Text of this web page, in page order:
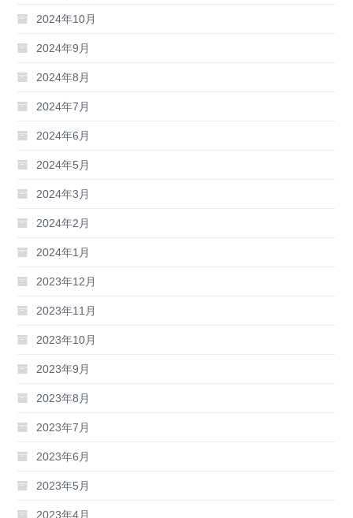
2024年10月
2024年9月
2024年8月
2024年7月
2024年6月
2024年5月
2024年3月
2024年2月
2024年1月
2023年12月
2023年11月
2023年10月
2023年9月
2023年8月
2023年7月
2023年6月
2023年5月
2023年4月